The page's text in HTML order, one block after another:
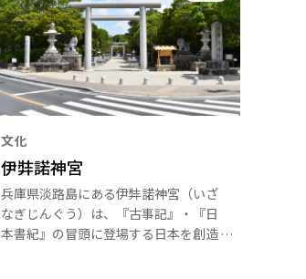
文化
伊弉諾神宮
兵庫県淡路島にある伊弉諾神宮（いざ
なぎじんぐう）は、『古事記』・『日
本書紀』の冒頭に登場する日本を創造